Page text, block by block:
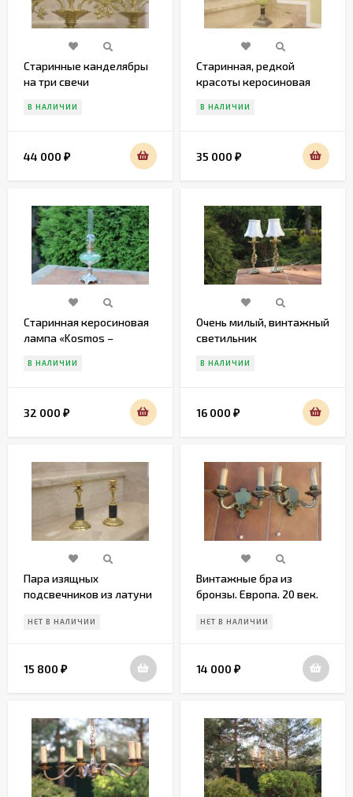
Старинные канделябры
на три свечи
В НАЛИЧИИ
44 000 ₽
Старинная, редкой
красоты керосиновая
BERLIN"
В НАЛИЧИИ
35 000 ₽
Старинная керосиновая
лампа «Kosmos –
20 в.
В НАЛИЧИИ
32 000 ₽
Очень милый, винтажный
светильник
В НАЛИЧИИ
16 000 ₽
Пара изящных
подсвечников из латуни
НЕТ В НАЛИЧИИ
15 800 ₽
Винтажные бра из
бронзы. Европа. 20 век.
НЕТ В НАЛИЧИИ
14 000 ₽